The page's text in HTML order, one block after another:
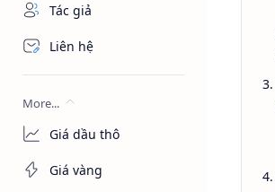
Tác giả
Liên hệ
More...
Giá dầu thô
Giá vàng